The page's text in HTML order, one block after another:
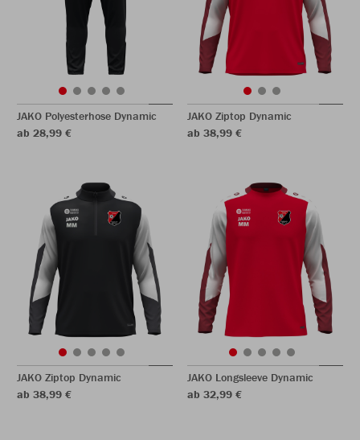
JAKO Polyesterhose Dynamic
ab 28,99 €
JAKO Ziptop Dynamic
ab 38,99 €
JAKO Ziptop Dynamic
ab 38,99 €
JAKO Longsleeve Dynamic
ab 32,99 €